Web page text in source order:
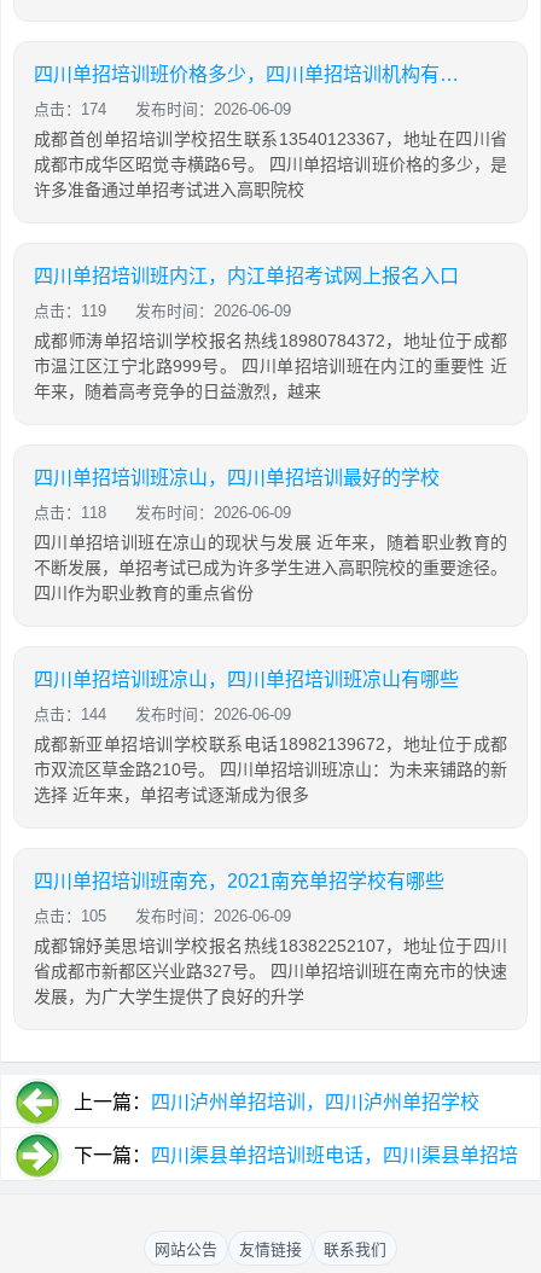
四川单招培训班价格多少，四川单招培训机构有哪些
点击：174 发布时间：2026-06-09
成都首创单招培训学校招生联系13540123367，地址在四川省
成都市成华区昭觉寺横路6号。 四川单招培训班价格的多少，是
许多准备通过单招考试进入高职院校
四川单招培训班内江，内江单招考试网上报名入口
点击：119 发布时间：2026-06-09
成都师涛单招培训学校报名热线18980784372，地址位于成都
市温江区江宁北路999号。 四川单招培训班在内江的重要性 近
年来，随着高考竞争的日益激烈，越来
四川单招培训班凉山，四川单招培训最好的学校
点击：118 发布时间：2026-06-09
四川单招培训班在凉山的现状与发展 近年来，随着职业教育的
不断发展，单招考试已成为许多学生进入高职院校的重要途径。
四川作为职业教育的重点省份
四川单招培训班凉山，四川单招培训班凉山有哪些
点击：144 发布时间：2026-06-09
成都新亚单招培训学校联系电话18982139672，地址位于成都
市双流区草金路210号。 四川单招培训班凉山：为未来铺路的新
选择 近年来，单招考试逐渐成为很多
四川单招培训班南充，2021南充单招学校有哪些
点击：105 发布时间：2026-06-09
成都锦妤美思培训学校报名热线18382252107，地址位于四川
省成都市新都区兴业路327号。 四川单招培训班在南充市的快速
发展，为广大学生提供了良好的升学
上一篇： 四川泸州单招培训，四川泸州单招学校
下一篇： 四川渠县单招培训班电话，四川渠县单招培
网站公告 友情链接 联系我们